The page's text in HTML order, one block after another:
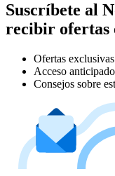
Suscríbete al
recibir ofertas
Ofertas
Acceso
Consejos sobre